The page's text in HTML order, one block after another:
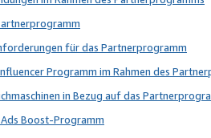
für das Partnerprogramm
Programm im Rahmen des
in Bezug auf das
Boost-Programm